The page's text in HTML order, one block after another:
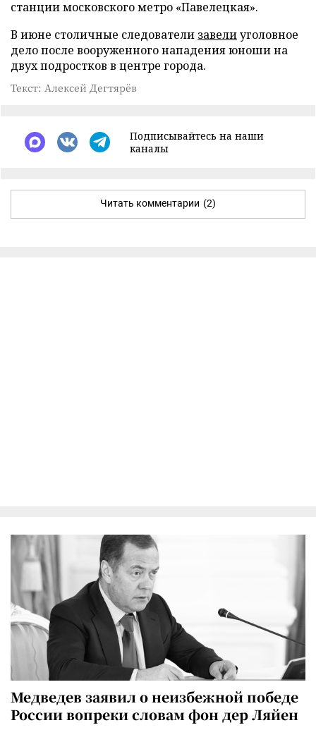
станции московского метро «Павелецкая».
В июне столичные следователи завелиуголовное
дело после вооруженного нападения юноши на
двух подростков в центре города.
Текст: Алексей Дегтярёв
Подписывайтесь на наши
каналы
Читать комментарии (2)
Медведев заявил о неизбежной победе
России вопреки словам фон дер Ляйен